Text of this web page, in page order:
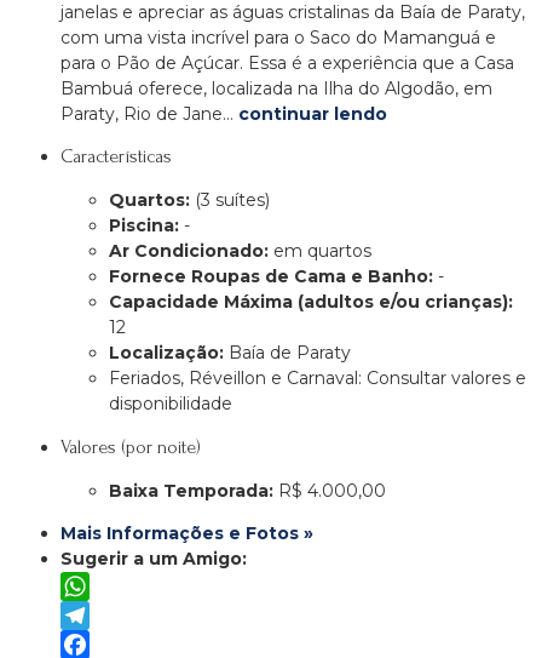
janelas e apreciar as águas cristalinas da Baía de Paraty,
com uma vista incrível para o Saco do Mamanguá e
para o Pão de Açúcar. Essa é a experiência que a Casa
Bambuá oferece, localizada na Ilha do Algodão, em
Paraty, Rio de Jane… continuar lendo
Características
Quartos: (3 suítes)
Piscina: -
Ar Condicionado: em quartos
Fornece Roupas de Cama e Banho: -
Capacidade Máxima (adultos e/ou crianças):
12
Localização: Baía de Paraty
Feriados, Réveillon e Carnaval: Consultar valores e
disponibilidade
Valores (por noite)
Baixa Temporada: R$ 4.000,00
Mais Informações e Fotos »
Sugerir a um Amigo:
WhatsApp
Telegram